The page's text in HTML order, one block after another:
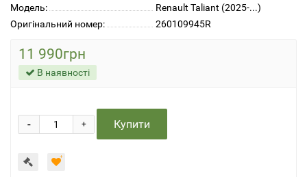
Модель:
Renault Taliant (2025-...)
Оригінальний номер:
260109945R
11 990грн
В наявності
+
- Купити